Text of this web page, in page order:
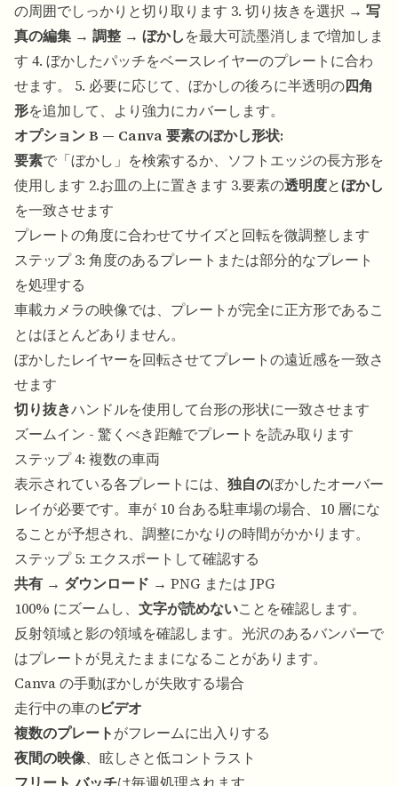
の周囲でしっかりと切り取ります 3. 切り抜きを選択 → 写
真の編集 → 調整 → ぼかしを最大可読墨消しまで増加しま
す 4. ぼかしたパッチをベースレイヤーのプレートに合わ
せます。 5. 必要に応じて、ぼかしの後ろに半透明の四角
形を追加して、より強力にカバーします。
オプション B — Canva 要素のぼかし形状:
要素で「ぼかし」を検索するか、ソフトエッジの長方形を
使用します 2.お皿の上に置きます 3.要素の透明度とぼかし
を一致させます
プレートの角度に合わせてサイズと回転を微調整します
ステップ 3: 角度のあるプレートまたは部分的なプレート
を処理する
車載カメラの映像では、プレートが完全に正方形であるこ
とはほとんどありません。
ぼかしたレイヤーを回転させてプレートの遠近感を一致さ
せます
切り抜きハンドルを使用して台形の形状に一致させます
ズームイン - 驚くべき距離でプレートを読み取ります
ステップ 4: 複数の車両
表示されている各プレートには、 独自のぼかしたオーバー
レイが必要です。車が 10 台ある駐車場の場合、10 層にな
ることが予想され、調整にかなりの時間がかかります。
ステップ 5: エクスポートして確認する
共有 → ダウンロード → PNG または JPG
100% にズームし、 文字が読めないことを確認します。
反射領域と影の領域を確認します。光沢のあるバンパーで
はプレートが見えたままになることがあります。
Canva の手動ぼかしが失敗する場合
走行中の車のビデオ
複数のプレートがフレームに出入りする
夜間の映像、眩しさと低コントラスト